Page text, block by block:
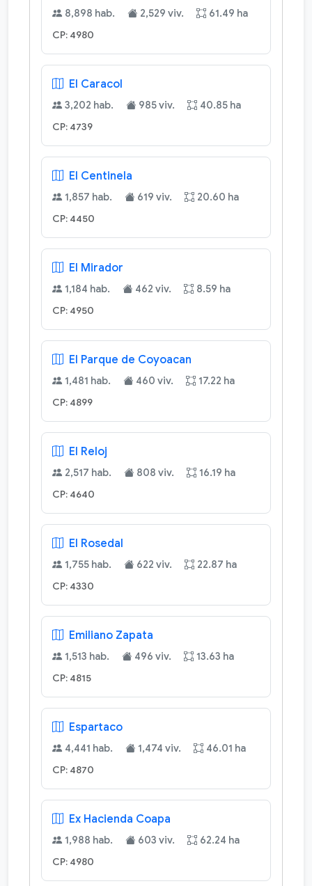
8,898 hab. 2,529 viv. 61.49 ha
CP: 4980
El Caracol
3,202 hab. 985 viv. 40.85 ha
CP: 4739
El Centinela
1,857 hab. 619 viv. 20.60 ha
CP: 4450
El Mirador
1,184 hab. 462 viv. 8.59 ha
CP: 4950
El Parque de Coyoacan
1,481 hab. 460 viv. 17.22 ha
CP: 4899
El Reloj
2,517 hab. 808 viv. 16.19 ha
CP: 4640
El Rosedal
1,755 hab. 622 viv. 22.87 ha
CP: 4330
Emiliano Zapata
1,513 hab. 496 viv. 13.63 ha
CP: 4815
Espartaco
4,441 hab. 1,474 viv. 46.01 ha
CP: 4870
Ex Hacienda Coapa
1,988 hab. 603 viv. 62.24 ha
CP: 4980